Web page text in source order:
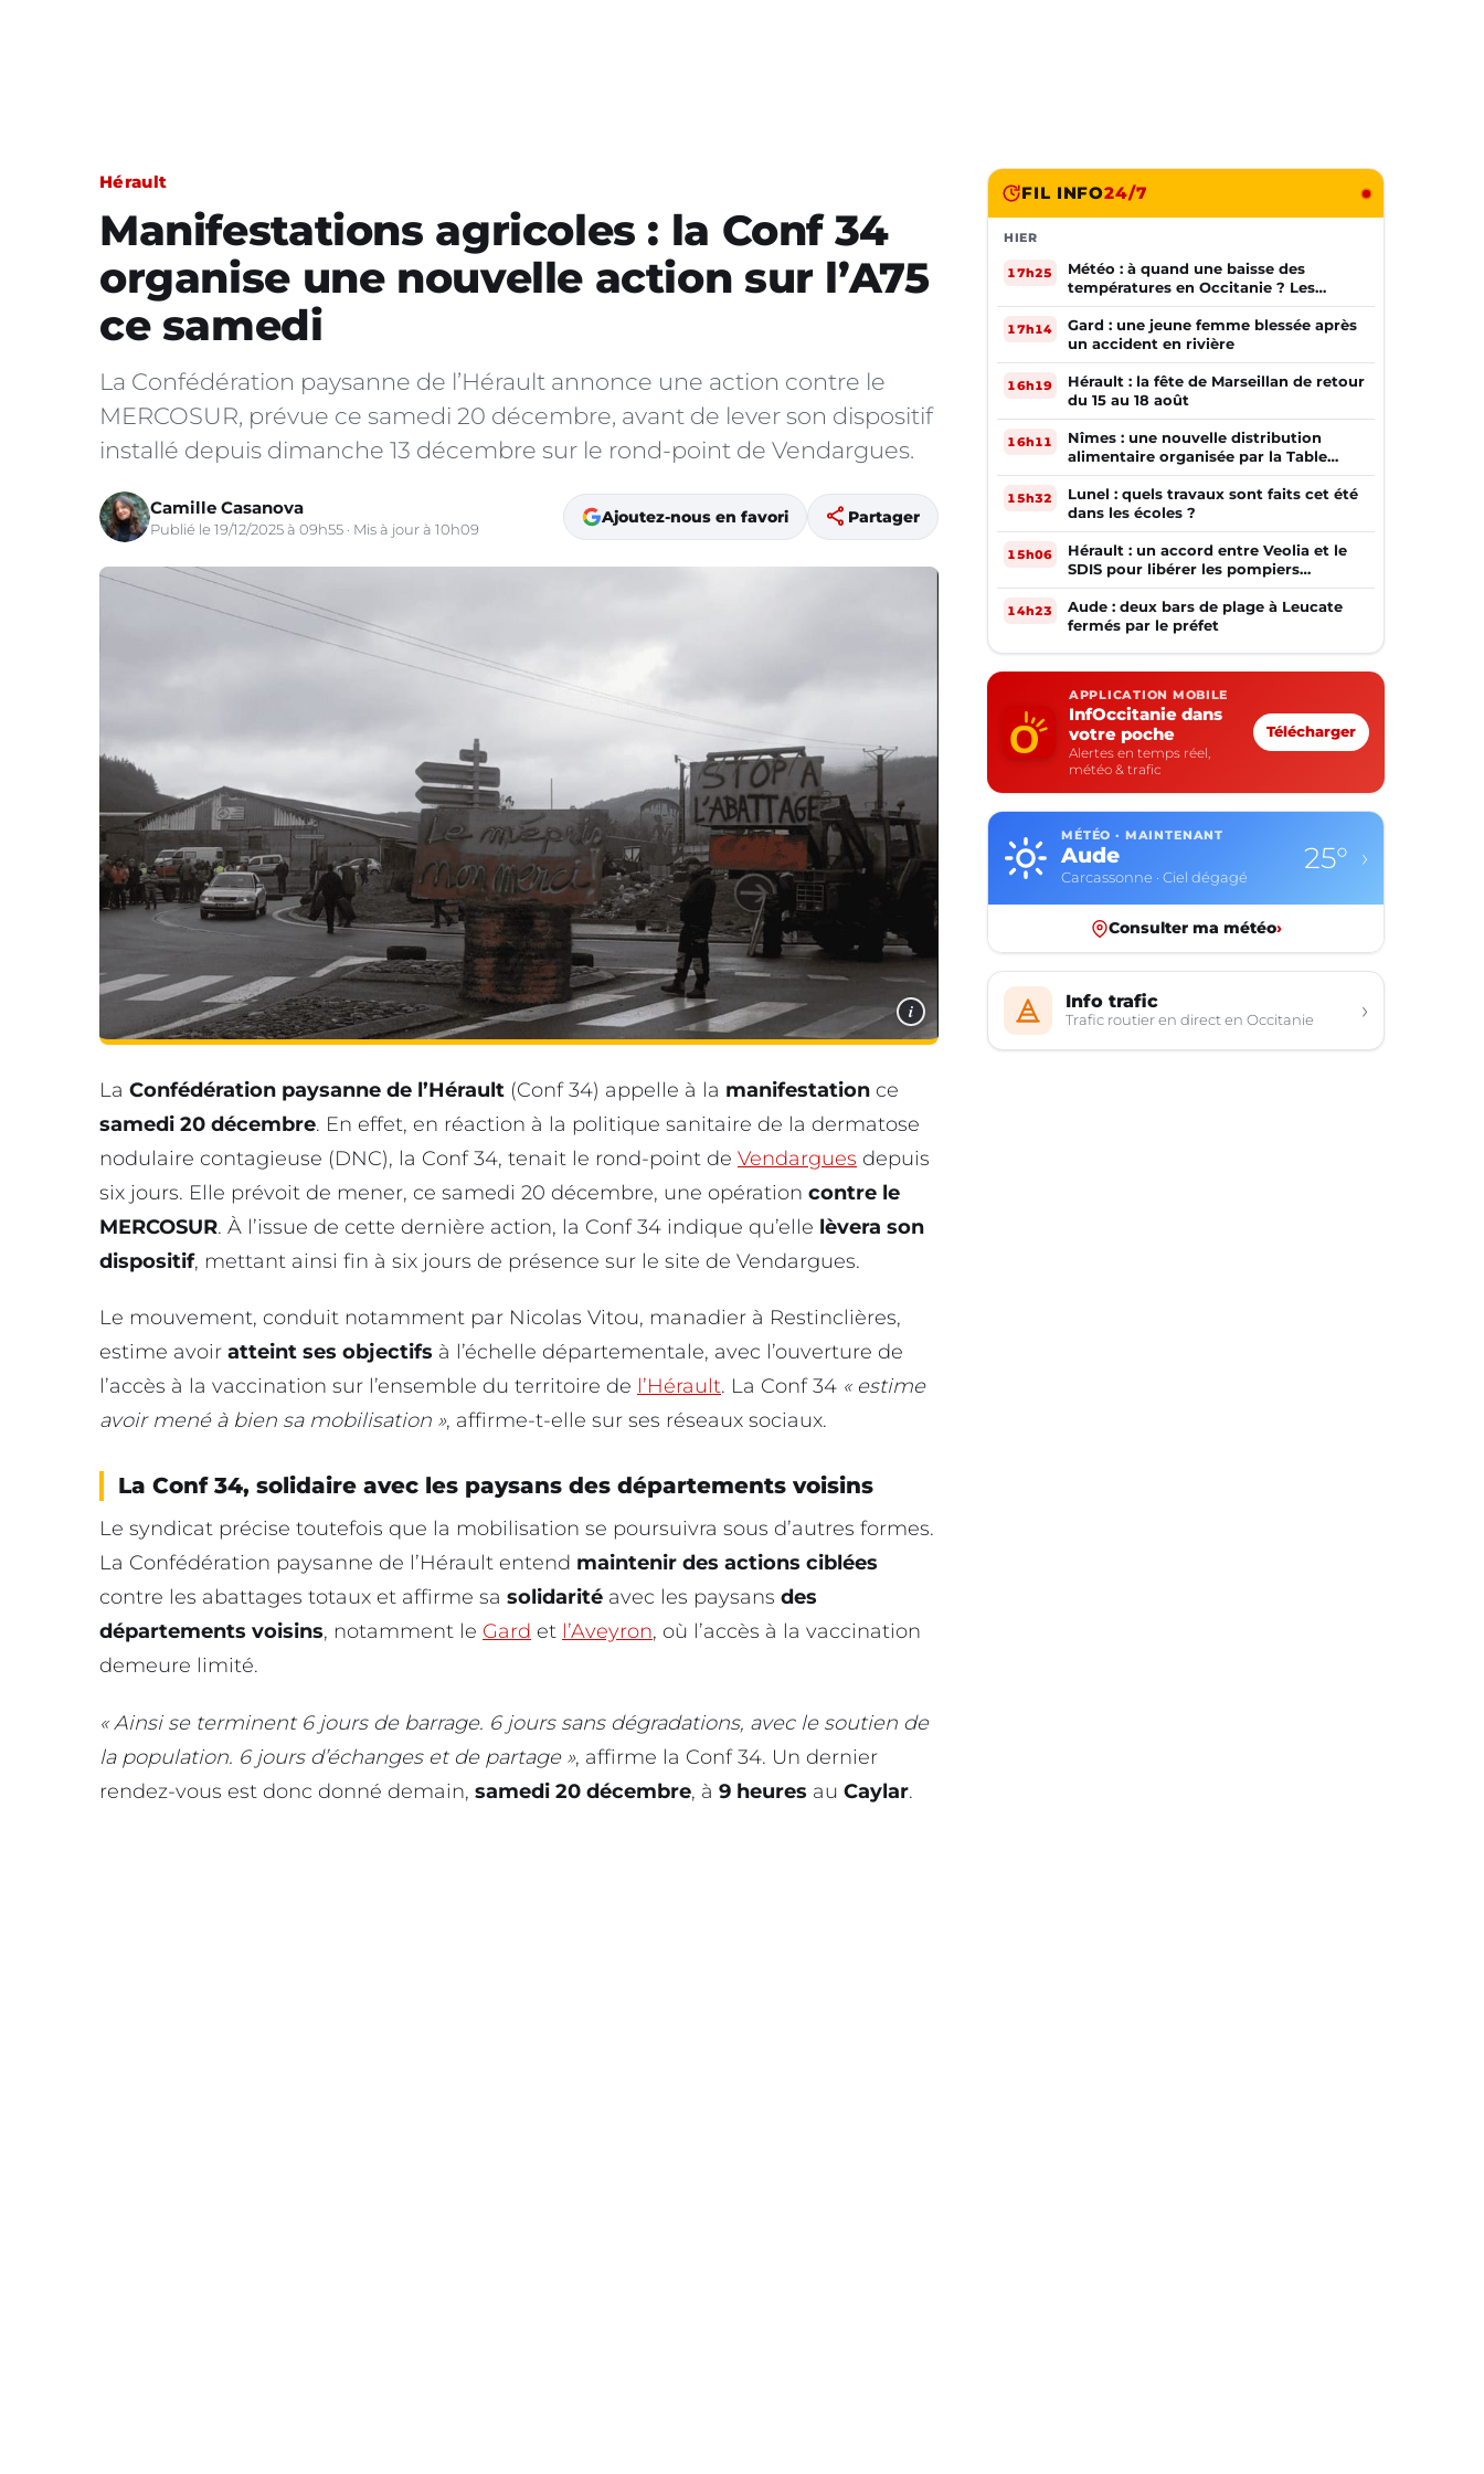
Hérault
Manifestations agricoles : la Conf 34
organise une nouvelle action sur l’A75
ce samedi
La Confédération paysanne de l’Hérault annonce une action contre le
MERCOSUR, prévue ce samedi 20 décembre, avant de lever son dispositif
installé depuis dimanche 13 décembre sur le rond-point de Vendargues.
Camille Casanova
Publié le 19/12/2025 à 09h55 · Mis à jour à 10h09
Ajoutez-nous en favori share Partager
i
La Confédération paysanne de l’Hérault (Conf 34) appelle à la manifestation ce
samedi 20 décembre. En effet, en réaction à la politique sanitaire de la dermatose
nodulaire contagieuse (DNC), la Conf 34, tenait le rond-point de Vendargues depuis
six jours. Elle prévoit de mener, ce samedi 20 décembre, une opération contre le
MERCOSUR. À l’issue de cette dernière action, la Conf 34 indique qu’elle lèvera son
dispositif, mettant ainsi fin à six jours de présence sur le site de Vendargues.
Le mouvement, conduit notamment par Nicolas Vitou, manadier à Restinclières,
estime avoir atteint ses objectifs à l’échelle départementale, avec l’ouverture de
l’accès à la vaccination sur l’ensemble du territoire de l’Hérault. La Conf 34 « estime
avoir mené à bien sa mobilisation », affirme-t-elle sur ses réseaux sociaux.
La Conf 34, solidaire avec les paysans des départements voisins
Le syndicat précise toutefois que la mobilisation se poursuivra sous d’autres formes.
La Confédération paysanne de l’Hérault entend maintenir des actions ciblées
contre les abattages totaux et affirme sa solidarité avec les paysans des
départements voisins, notamment le Gard et l’Aveyron, où l’accès à la vaccination
demeure limité.
« Ainsi se terminent 6 jours de barrage. 6 jours sans dégradations, avec le soutien de
la population. 6 jours d’échanges et de partage », affirme la Conf 34. Un dernier
rendez-vous est donc donné demain, samedi 20 décembre, à 9 heures au Caylar.
FIL INFO24/7
HIER
17h25
Météo : à quand une baisse des
températures en Occitanie ? Les
prévisions
17h14
Gard : une jeune femme blessée après
un accident en rivière
16h19
Hérault : la fête de Marseillan de retour
du 15 au 18 août
16h11
Nîmes : une nouvelle distribution
alimentaire organisée par la Table
Ouverte
15h32
Lunel : quels travaux sont faits cet été
dans les écoles ?
15h06
Hérault : un accord entre Veolia et le
SDIS pour libérer les pompiers
volontaires
14h23
Aude : deux bars de plage à Leucate
fermés par le préfet
APPLICATION MOBILE
InfOccitanie dans
votre poche
Alertes en temps réel,
météo & trafic
Télécharger
MÉTÉO · MAINTENANT
Aveyron
Rodez · Ciel dégagé
18° ›
Consulter ma météo›
Info trafic
Trafic routier en direct en Occitanie ›